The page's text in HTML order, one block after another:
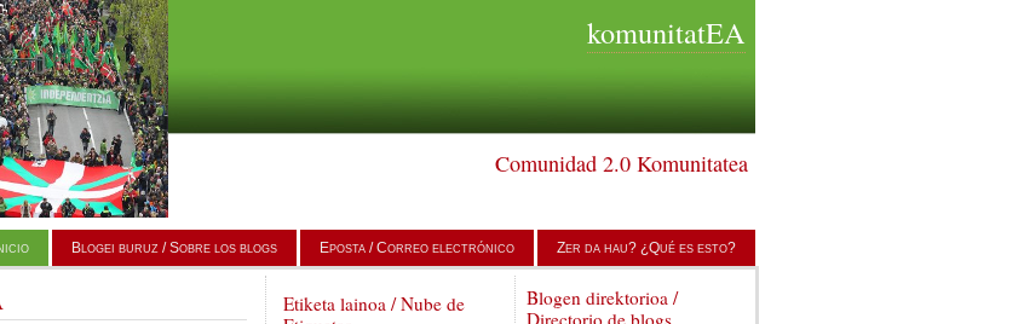
komunitatEA
Comunidad 2.0 Komunitatea
Blogei buruz / Sobre los blogs Eposta / Correo electrónico Zer da hau? ¿Qué es esto?
Etiketa lainoa / Nube de
Blogen direktorioa /
Directorio de blogs